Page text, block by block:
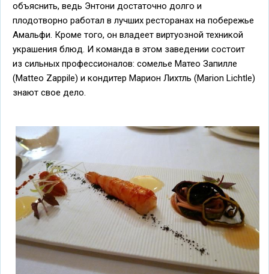
объяснить, ведь Энтони достаточно долго и
плодотворно работал в лучших ресторанах на побережье
Амальфи. Кроме того, он владеет виртуозной техникой
украшения блюд. И команда в этом заведении состоит
из сильных профессионалов: сомелье Матео Запилле
(Matteo Zappile) и кондитер Марион Лихтль (Marion Lichtle)
знают свое дело.